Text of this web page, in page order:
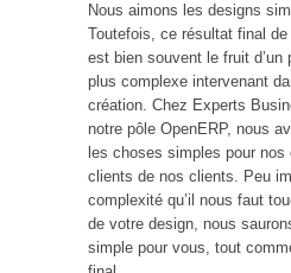
Nous aimons les designs
Toutefois, ce résultat final
est bien souvent le fruit d’un
plus complexe intervenant
création. Chez Experts
notre pôle OpenERP, nous
les choses simples pour
clients de nos clients. Peu
complexité qu’il nous faut
de votre design, nous
simple pour vous, tout